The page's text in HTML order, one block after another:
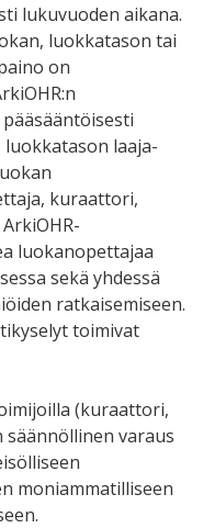
lukuvuoden aikana.
luokkatason tai
on
laaja-
kuraattori,
luokanopettajaa
sekä yhdessä
ratkaisemiseen.
toimivat
(kuraattori,
varaus
moniammatilliseen